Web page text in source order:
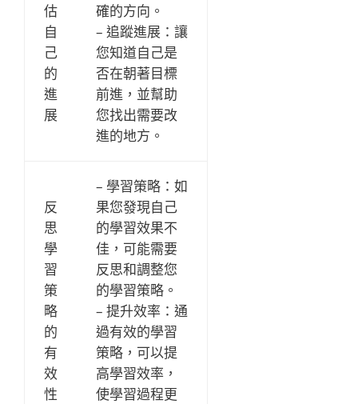
估
自
己
的
進
展
確的方向。
– 追蹤進展：讓
您知道自己是
否在朝著目標
前進，並幫助
您找出需要改
進的地方。
反
思
學
習
策
略
的
有
效
性
– 學習策略：如
果您發現自己
的學習效果不
佳，可能需要
反思和調整您
的學習策略。
– 提升效率：通
過有效的學習
策略，可以提
高學習效率，
使學習過程更